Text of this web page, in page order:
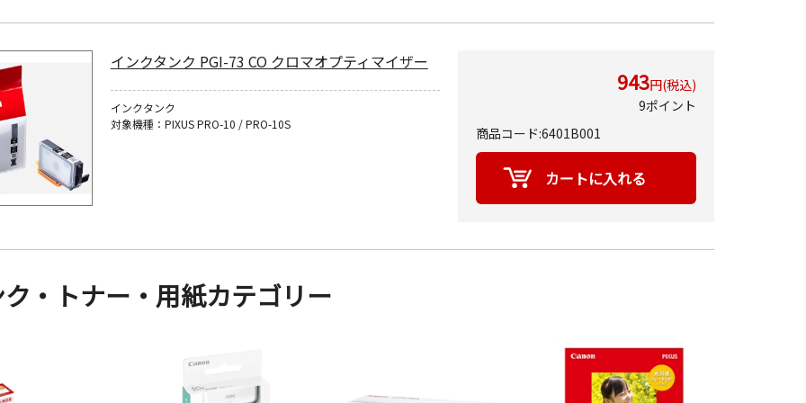
インクタンク PGI-73 CO クロマオプティマイザー
インクタンク
対象機種：PIXUS PRO-10 / PRO-10S
943円(税込)
9ポイント
商品コード:6401B001
・トナー・用紙カテゴリー